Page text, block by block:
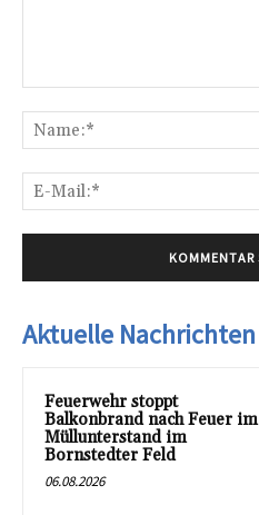
Aktuelle Nachrichten
Feuerwehr stoppt
Balkonbrand nach Feuer im
Müllunterstand im
Bornstedter Feld
06.08.2026